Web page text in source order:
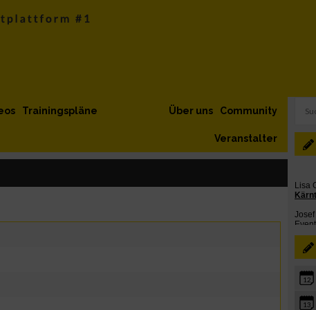
Trainingspläne Community
Über uns
Veranstalter
12
13